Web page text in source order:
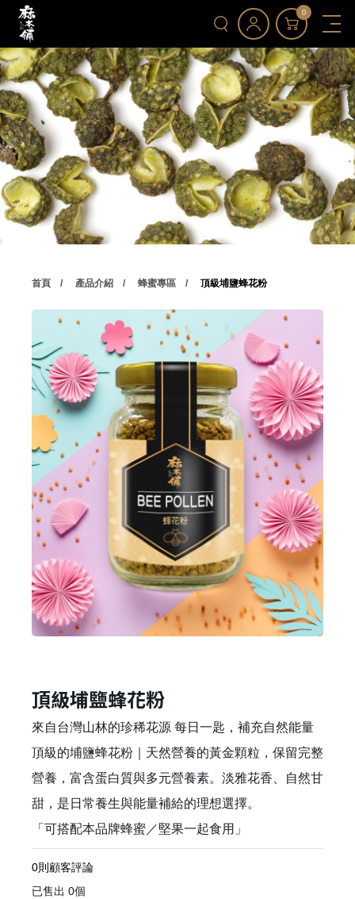
0
首頁 產品介紹 蜂蜜專區 頂級埔鹽蜂花粉
頂級埔鹽蜂花粉
來自台灣山林的珍稀花源 每日一匙，補充自然能量
頂級的埔鹽蜂花粉｜天然營養的黃金顆粒，保留完整
營養，富含蛋白質與多元營養素。淡雅花香、自然甘
甜，是日常養生與能量補給的理想選擇。
「可搭配本品牌蜂蜜／堅果一起食用」
0則顧客評論
已售出 0個